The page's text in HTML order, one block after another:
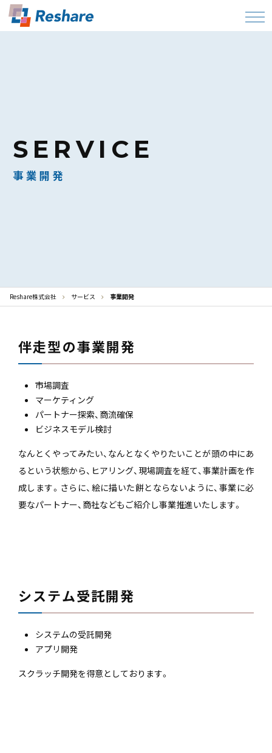
SERVICE
事業開発
Reshare株式会社 サービス 事業開発
伴走型の事業開発
市場調査
マーケティング
パートナー探索、商流確保
ビジネスモデル検討
なんとくやってみたい、なんとなくやりたいことが頭の中にあ
るという状態から、ヒアリング、現場調査を経て、事業計画を作
成します。さらに、絵に描いた餅とならないように、事業に必
要なパートナー、商社などもご紹介し事業推進いたします。
システム受託開発
システムの受託開発
アプリ開発
スクラッチ開発を得意としております。